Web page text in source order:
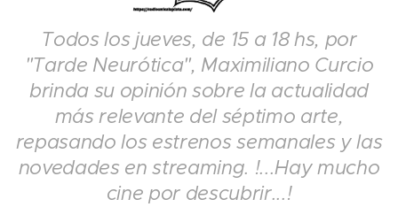
Todos los jueves, de 15 a 18 hs, por
"Tarde Neurótica", Maximiliano Curcio
brinda su opinión sobre la actualidad
más relevante del séptimo arte,
repasando los estrenos semanales y las
novedades en streaming. !...Hay mucho
cine por descubrir...!